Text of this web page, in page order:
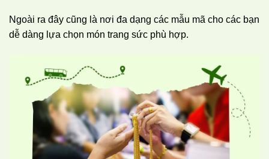
Ngoài ra đây cũng là nơi đa dạng các mẫu mã cho các bạn
dễ dàng lựa chọn món trang sức phù hợp.